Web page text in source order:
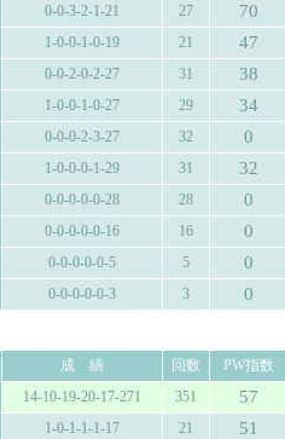
0-0-3-2-1-21 27 70
1-0-0-1-0-19 21 47
0-0-2-0-2-27 31 38
1-0-0-1-0-27 29 34
0-0-0-2-3-27 32 0
1-0-0-0-1-29 31 32
0-0-0-0-0-28 28 0
0-0-0-0-0-16 16 0
0-0-0-0-0-5 5 0
0-0-0-0-0-3 3 0
成 績 回数
PW指数
14-10-19-20-17-271 351 57
1-0-1-1-1-17 21 51